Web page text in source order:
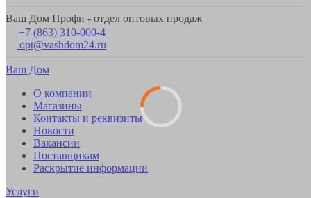
Ваш Дом Профи - отдел оптовых продаж
+7 (863) 310-000-4
opt@vashdom24.ru
Ваш Дом
О компании
Магазины
Контакты и реквизиты
Новости
Вакансии
Поставщикам
Раскрытие информации
Услуги